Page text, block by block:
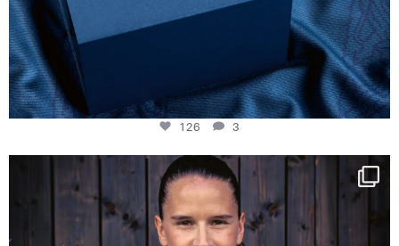
126 3
NIE USENAND GAH
Some anniversaries
290
5